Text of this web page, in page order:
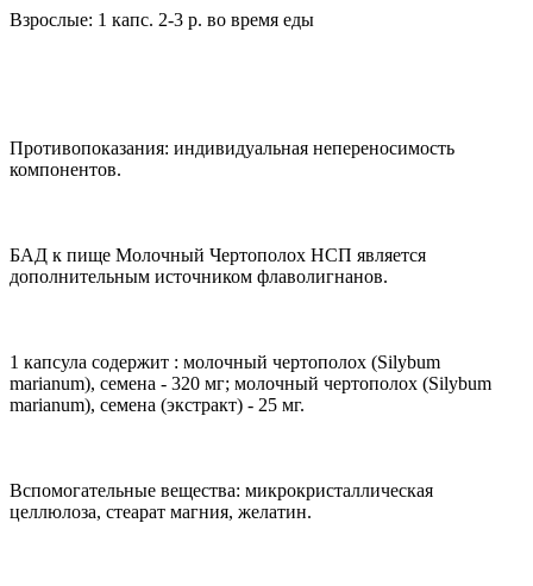
Взрослые: 1 капс. 2-3 р. во время еды
Противопоказания: индивидуальная непереносимость
компонентов.
БАД к пище Молочный Чертополох НСП является
дополнительным источником флаволигнанов.
1 капсула содержит : молочный чертополох (Silybum
marianum), семена - 320 мг; молочный чертополох (Silybum
marianum), семена (экстракт) - 25 мг.
Вспомогательные вещества: микрокристаллическая
целлюлоза, стеарат магния, желатин.